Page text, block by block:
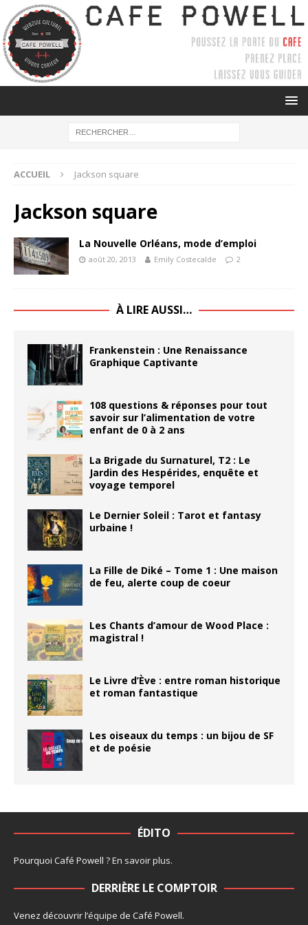
ACCUEIL Jackson square
Jackson square
La Nouvelle Orléans, mode d’emploi
août 20, 2013 Emily Costecalde 2
À LIRE AUSSI…
Frankenstein : Une Renaissance
Graphique Captivante
108 questions & réponses pour tout
savoir sur l’alimentation de votre
enfant de 0 à 2 ans
La Brigade du Surnaturel, T2 : Le
Jardin des Hespérides, enquête et
voyage temporel
Le Dernier Soleil : Tarot et fantasy
urbaine !
La Fille de Diké – Tome 1 : Une maison
de feu, alerte coup de coeur
Les Chants d’amour de Wood Place :
magistral !
Le Livre d’Ève : entre roman historique
et roman fantastique
Les oiseaux du temps : un bijou de SF
et de poésie
ÉDITO
Pourquoi Café Powell ?En savoir plus.
DERRIÈRE LE COMPTOIR
Venez découvrir l’équipe de Café Powell.